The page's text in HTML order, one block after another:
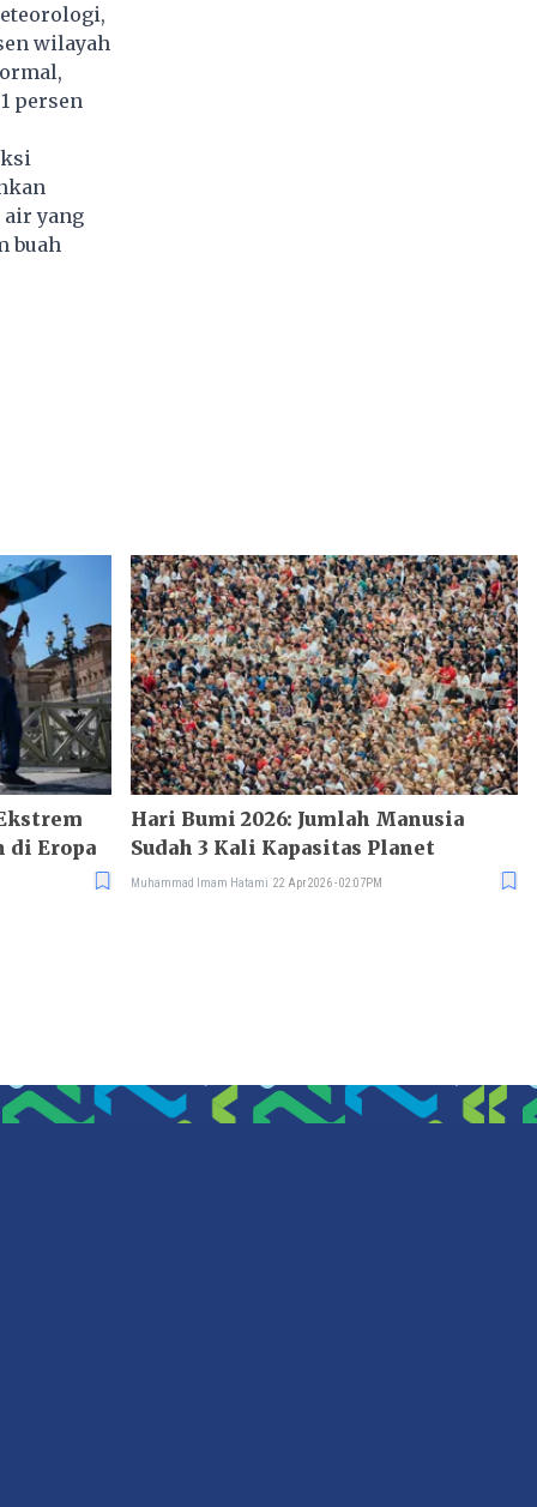
wilayah
persen
yang
buah
di Eropa
Hari Bumi 2026: Jumlah Manusia
Sudah 3 Kali Kapasitas Planet
Muhammad Imam Hatami 22 Apr 2026 - 02:07PM